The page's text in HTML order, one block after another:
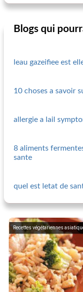
Blogs qui
leau gazeifiee est
10 choses a savoir
allergie a lail
8 aliments
sante
quel est letat de
Recettes végétariennes